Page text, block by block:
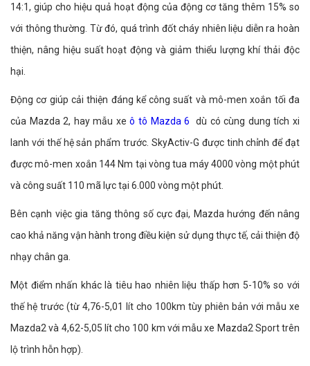
14:1, giúp cho hiệu quả hoạt động của động cơ tăng thêm 15% so
với thông thường. Từ đó, quá trình đốt cháy nhiên liệu diễn ra hoàn
thiện, nâng hiệu suất hoạt động và giảm thiểu lượng khí thải độc
hại.
Động cơ giúp cải thiện đáng kể công suất và mô-men xoắn tối đa
của Mazda 2, hay mẫu xeô tô Mazda 6 dù có cùng dung tích xi
lanh với thế hệ sản phẩm trước. SkyActiv-G được tinh chỉnh để đạt
được mô-men xoắn 144 Nm tại vòng tua máy 4000 vòng một phút
và công suất 110 mã lực tại 6.000 vòng một phút.
Bên cạnh việc gia tăng thông số cực đại, Mazda hướng đến nâng
cao khả năng vận hành trong điều kiện sử dụng thực tế, cải thiện độ
nhạy chân ga.
Một điểm nhấn khác là tiêu hao nhiên liệu thấp hơn 5-10% so với
thế hệ trước (từ 4,76-5,01 lít cho 100km tùy phiên bản với mẫu xe
Mazda2 và 4,62-5,05 lít cho 100 km với mẫu xe Mazda2 Sport trên
lộ trình hỗn hợp).